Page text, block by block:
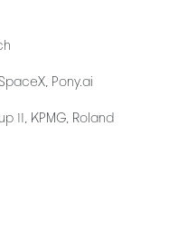
Pony.ai
11, KPMG, Roland